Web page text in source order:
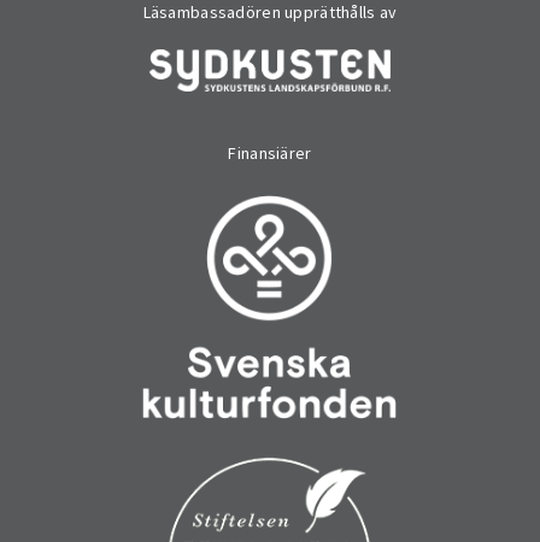
Läsambassadören upprätthålls av
Finansiärer